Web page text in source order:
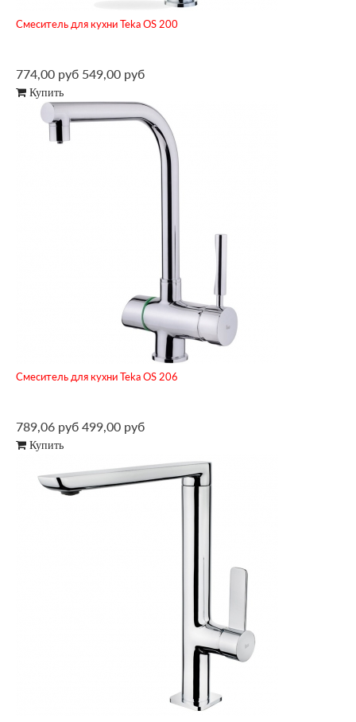
Смеситель для кухни Teka OS 200
774,00 руб 549,00 руб
Купить
Смеситель для кухни Teka OS 206
789,06 руб 499,00 руб
Купить